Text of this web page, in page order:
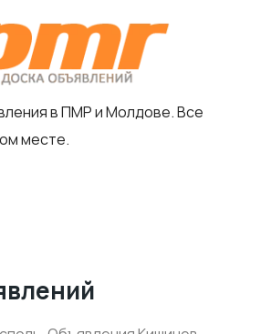
в ПМР и Молдове. Все
месте.